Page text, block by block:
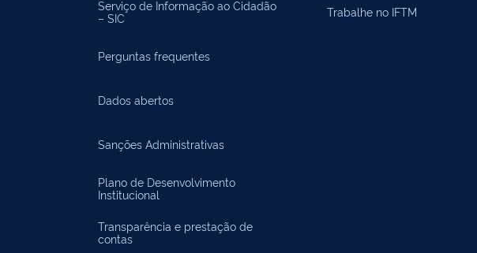
Serviço de Informação ao Cidadão
– SIC
Perguntas frequentes
Dados abertos
Sanções Administrativas
Plano de Desenvolvimento
Institucional
Transparência e prestação de
contas
Trabalhe no IFTM